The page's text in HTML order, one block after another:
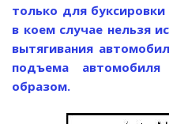
только для
в коем случае нельзя
вытягивания
подъема
образом.